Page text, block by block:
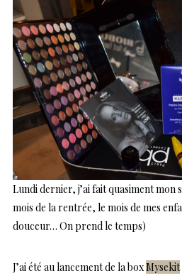
Lundi dernier, j’ai fait quasiment mon
mois de la rentrée, le mois de mes
douceur… On prend le temps)
J’ai été au lancement de la boxMysekit